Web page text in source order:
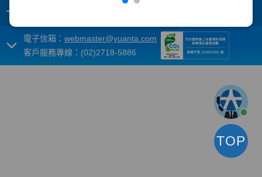
+
電子信箱： webmaster@yuanta.com
客戶服務專線：(02)2718-5886
TOP